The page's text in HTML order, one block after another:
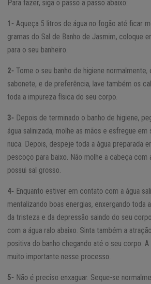
Para fazer, siga o passo a passo abaixo:
1- Aqueça 5 litros de água no fogão até ficar
gramas do Sal de Banho de Jasmim, coloque
para o seu banheiro.
2- Tome o seu banho de higiene normalmente,
sabonete, e de preferência, lave também os
toda a impureza física do seu corpo.
3- Depois de terminado o banho de higiene,
água salinizada, molhe as mãos e esfregue em
nuca. Depois, despeje toda a água preparada
pescoço para baixo. Não molhe a cabeça com
possui sal grosso.
4- Enquanto estiver em contato com a água
mentalizando boas energias, enxergando toda
da tristeza e da depressão saindo do seu
com a água ralo abaixo. Sinta também a
positiva do banho chegando até o seu corpo.
muito importante nesse processo.
5- Não é preciso enxaguar. Seque-se